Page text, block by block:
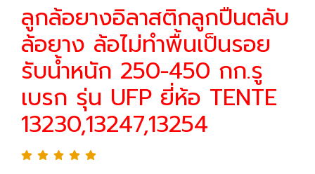
ลูกล้อยางอิลาสติกลูกปืนตลับ
ล้อยาง ล้อไม่ทำพื้นเป็นรอย
รับน้ำหนัก 250-450 กก.รู
เบรก รุ่น UFP ยี่ห้อ TENTE
13230,13247,13254